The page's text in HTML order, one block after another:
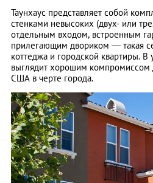
Таунхаус представляет собой
стенками невысоких (двух- или
отдельным входом, встроенным
прилегающим двориком — такая
коттеджа и городской квартиры. В
выглядит хорошим
США в черте города.